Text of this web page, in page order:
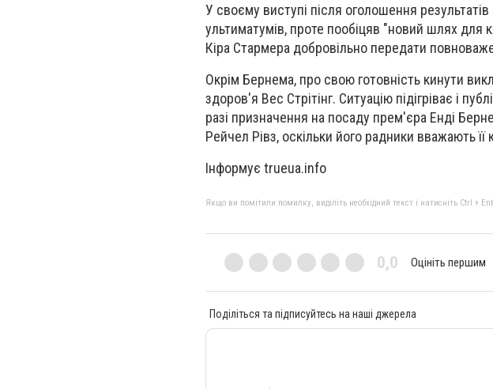
У своєму виступі після оголошення
ультиматумів, проте пообіцяв "новий шлях для
Кіра Стармера добровільно передати
Окрім Бернема, про свою готовність кинути
здоров'я Вес Стрітінг. Ситуацію підігріває і
разі призначення на посаду прем'єра Енді
Рейчел Рівз, оскільки його радники вважають
Інформує trueua.info
Якщо ви помітили помилку, виділіть необхідний текст і натисніть Ctrl +
0,0 Оцініть першим
Поділіться та підписуйтесь на наші джерела